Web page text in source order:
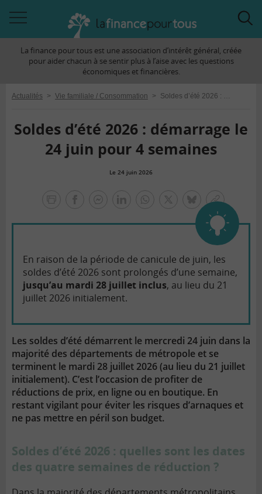
àLa finance pour tous est une association d’intérêt général, créée
pour aider chacun à se sentir plus à l’aise avec les questions
économiques et financières.
Actualités > Vie familiale / Consommation > Soldes d’été 2026 : démarrage le 24 juin pour 4 semaines
Soldes d’été 2026 : démarrage le
24 juin pour 4 semaines
Le 24 juin 2026
tous
TwitterblueskyCopier
le
lien
En raison de la période de canicule de juin, les
soldes d’été 2026 sont prolongés d’une semaine,
jusqu’au mardi 28 juillet inclus, au lieu du 21
juillet 2026 initialement.
Les soldes d’été démarrent le mercredi 24 juin dans la
majorité des départements de métropole et se
terminent le mardi 28 juillet 2026 (au lieu du 21 juillet
initialement). C’est l’occasion de profiter de
réductions de prix, en ligne ou en boutique. En
restant vigilant pour éviter les risques d’arnaques et
ne pas mettre en péril son budget.
Soldes d’été 2026 : quelles sont les dates
des quatre semaines de réduction ?